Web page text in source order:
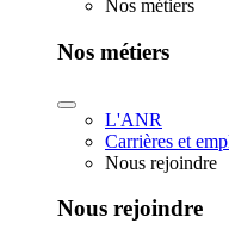
Nos métiers
Nos métiers
L'ANR
Carrières et
Nous rejoindre
Nous rejoindre